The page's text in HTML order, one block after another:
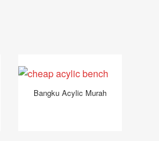
Bangku Acylic Murah